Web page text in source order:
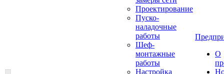
Проектирование
Пуско-
наладочные
работы
Шеф-
монтажные
работы
Настройка
О